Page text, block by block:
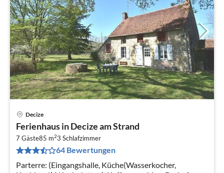
Decize
Ferienhaus in Decize am Strand
7 Gäste85 m23 Schlafzimmer
64 Bewertungen
Parterre: (Eingangshalle, Küche(Wasserkocher,